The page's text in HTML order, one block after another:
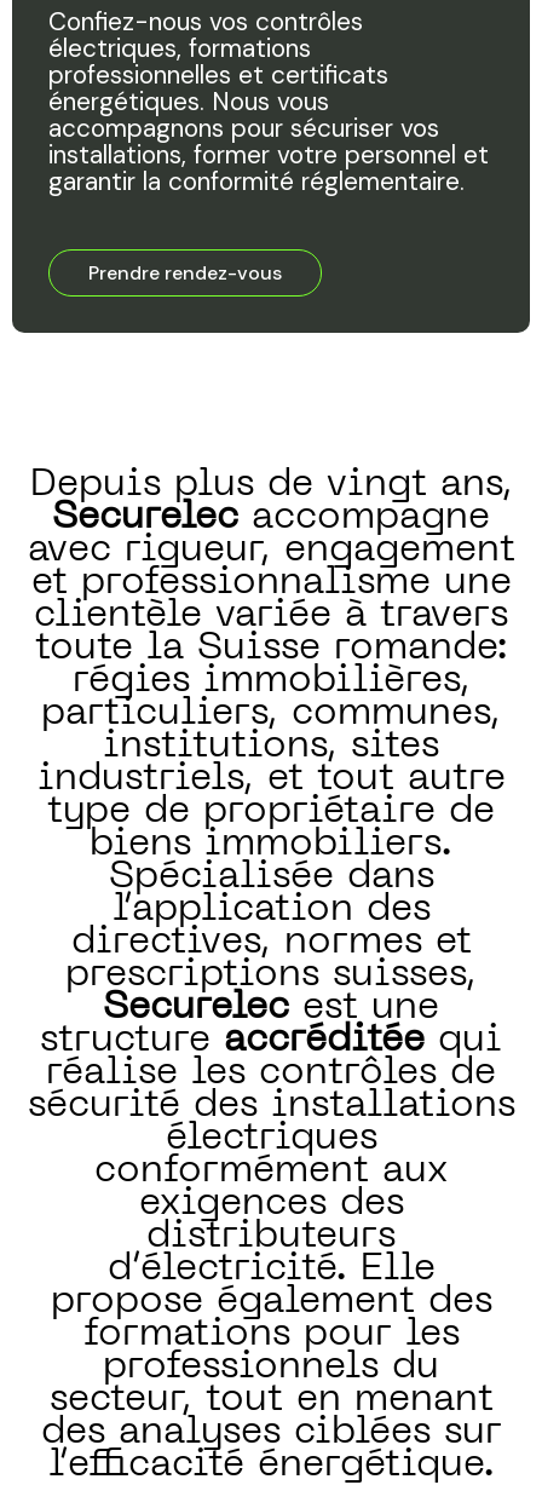
Confiez-nous vos contrôles
électriques, formations
professionnelles et certificats
énergétiques. Nous vous
accompagnons pour sécuriser vos
installations, former votre personnel et
garantir la conformité réglementaire.
Prendre rendez-vous
Depuis plus de vingt ans,
Securelec accompagne
avec rigueur, engagement
et professionnalisme une
clientèle variée à travers
toute la Suisse romande:
régies immobilières,
particuliers, communes,
institutions, sites
industriels, et tout autre
type de propriétaire de
biens immobiliers.
Spécialisée dans
l’application des
directives, normes et
prescriptions suisses,
Securelec est une
structure accréditée qui
réalise les contrôles de
sécurité des installations
électriques
conformément aux
exigences des
distributeurs
d’électricité. Elle
propose également des
formations pour les
professionnels du
secteur, tout en menant
des analyses ciblées sur
l’efficacité énergétique.